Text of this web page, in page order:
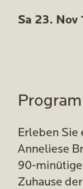
Sa 23. Nov
Erleben Sie
Anneliese
90-
Zuhause